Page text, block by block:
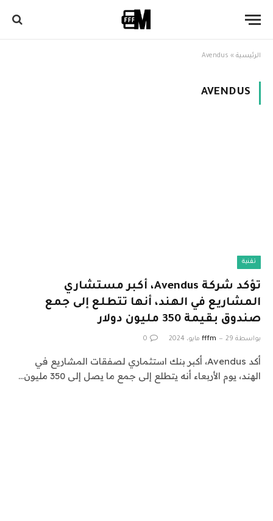
الرئيسية »
Avendus
AVENDUS
تقنية
تؤكد شركة Avendus، أكبر مستشاري
المشاريع في الهند، أنها تتطلع إلى جمع
صندوق بقيمة 350 مليون دولار
بواسطة fffm 29 مايو، 2024 0
أكد Avendus، أكبر بنك استثماري لصفقات المشاريع في
الهند، يوم الأربعاء أنه يتطلع إلى جمع ما يصل إلى 350 مليون…